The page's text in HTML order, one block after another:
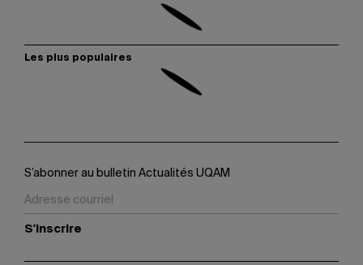
Les plus populaires
S’abonner au bulletin Actualités UQAM
S'inscrire